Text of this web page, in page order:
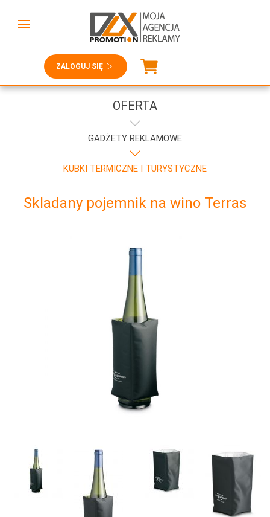
ZALOGUJ SIĘ
OFERTA
GADŻETY REKLAMOWE
KUBKI TERMICZNE I TURYSTYCZNE
Skladany pojemnik na wino Terras